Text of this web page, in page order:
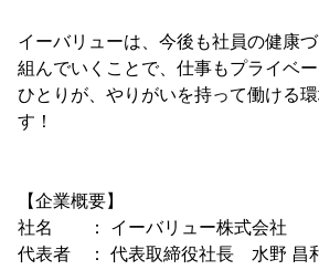
イーバリューは、今後も社員の健康
組んでいくことで、仕事もプライベ
ひとりが、やりがいを持って働ける
す！
【企業概要】
社名 ： イーバリュー株式会社
代表者 ： 代表取締役社長 水野 昌